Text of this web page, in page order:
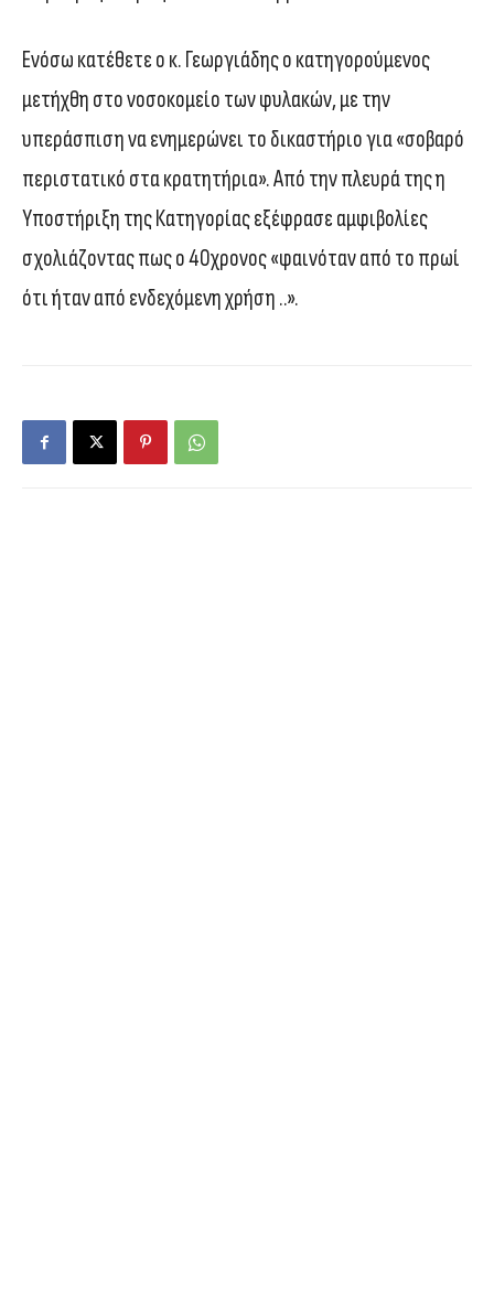
Ενόσω κατέθετε ο κ. Γεωργιάδης ο κατηγορούμενος
μετήχθη στο νοσοκομείο των φυλακών, με την
υπεράσπιση να ενημερώνει το δικαστήριο για «σοβαρό
περιστατικό στα κρατητήρια». Από την πλευρά της η
Υποστήριξη της Κατηγορίας εξέφρασε αμφιβολίες
σχολιάζοντας πως ο 40χρονος «φαινόταν από το πρωί
ότι ήταν από ενδεχόμενη χρήση ..».